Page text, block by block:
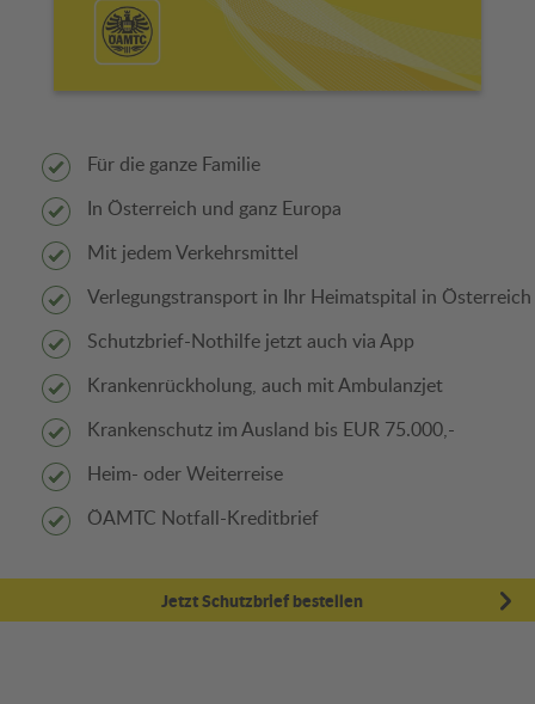
Für die ganze Familie
In Österreich und ganz Europa
Mit jedem Verkehrsmittel
Verlegungstransport in Ihr Heimatspital in Österreich
Schutzbrief-Nothilfe jetzt auch via App
Krankenrückholung, auch mit Ambulanzjet
Krankenschutz im Ausland bis EUR 75.000,-
Heim- oder Weiterreise
ÖAMTC Notfall-Kreditbrief
Jetzt Schutzbrief bestellen